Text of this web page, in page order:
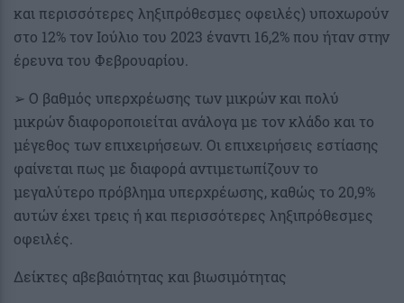
και περισσότερες ληξιπρόθεσμες οφειλές) υποχωρούν
στο 12% τον Ιούλιο του 2023 έναντι 16,2% που ήταν στην
έρευνα του Φεβρουαρίου.
➢ Ο βαθμός υπερχρέωσης των μικρών και πολύ
μικρών διαφοροποιείται ανάλογα με τον κλάδο και το
μέγεθος των επιχειρήσεων. Οι επιχειρήσεις εστίασης
φαίνεται πως με διαφορά αντιμετωπίζουν το
μεγαλύτερο πρόβλημα υπερχρέωσης, καθώς το 20,9%
αυτών έχει τρεις ή και περισσότερες ληξιπρόθεσμες
οφειλές.
Δείκτες αβεβαιότητας και βιωσιμότητας